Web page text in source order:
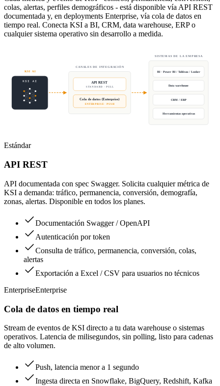
colas, alertas, perfiles demográficos - está disponible vía API REST
documentada y, en deployments Enterprise, vía cola de datos en
tiempo real. Conecta KSI a BI, CRM, data warehouse, ERP o
cualquier sistema operativo sin desarrollo a medida.
KSI AI
CANALES DE INTEGRACIÓN
SISTEMAS DE LA EMPRESA
API REST
STANDARD · PULL
Cola de datos (Enterprise)
ENTERPRISE · PUSH
BI · Power BI / Tableau / Looker
Data warehouse
CRM / ERP
Herramientas operativas
KSI AI
Estándar
API REST
API documentada con spec Swagger. Solicita cualquier métrica de
KSI a demanda: tráfico, permanencia, conversión, demografía,
zonas, alertas. Disponible en todos los planes.
Documentación Swagger / OpenAPI
Autenticación por token
Consulta de tráfico, permanencia, conversión, colas,
alertas
Exportación a Excel / CSV para usuarios no técnicos
EnterpriseEnterprise
Cola de datos en tiempo real
Stream de eventos de KSI directo a tu data warehouse o sistemas
operativos. Latencia de milisegundos, sin polling, listo para cadenas
de alto volumen.
Push, latencia menor a 1 segundo
Ingesta directa en Snowflake, BigQuery, Redshift, Kafka